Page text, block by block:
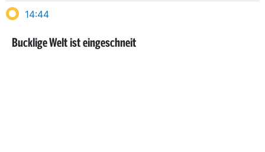
14:44
Bucklige Welt ist eingeschneit